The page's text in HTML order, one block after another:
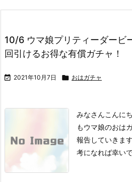
10/6 ウマ娘プリティーダービ
回引けるお得な有償ガチャ！
 2021年10月7日  おはガチャ
みなさんこんに
もウマ娘のおは
報告していきます
考になれば幸いで